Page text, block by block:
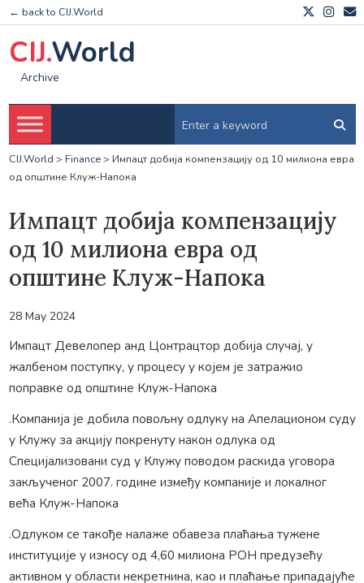
← back to CIJ.World
CIJ.World
Archive
CIJ.World > Finance> Импацт добија компензацију од 10 милиона евра
од општине Клуж-Напока
Импацт добија компензацију
од 10 милиона евра од
општине Клуж-Напока
28 May 2024
Импацт Девелопер анд Цонтрацтор добија случај, у
жалбеном поступку, у процесу у којем је затражио
поправке од општине Клуж-Напока
.Компанија је добила повољну одлуку на Апелационом суду
у Клужу за акцију покренуту након одлука од
Специјализовани суд у Клужу поводом раскида уговора
закљученог 2007. године између компаније и локалног
већа Клуж-Напока
.Одлуком се такође налаже обавеза плаћања тужене
институције у износу од 4,60 милиона РОН предузећу
активном у области некретнина, као и плаћање припадајуће